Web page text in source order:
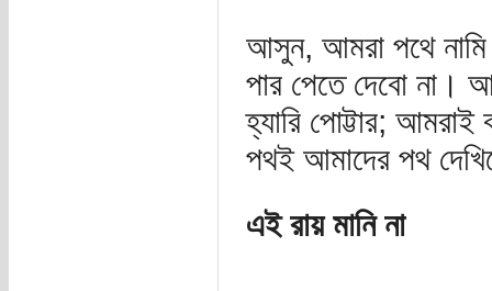
আসুন, আমরা পথে
পার পেতে দেবো না।
হ্যারি পোট্টার;
পথই আমাদের পথ
এই রায় মানি না